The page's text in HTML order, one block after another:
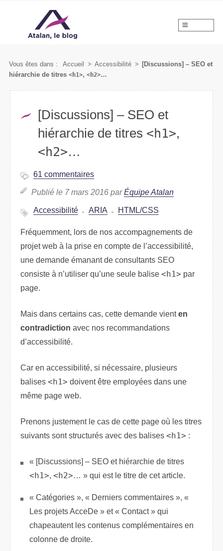
Vous êtes dans : Accueil > Accessibilité > [Discussions] – SEO et
hiérarchie de titres <h1>, <h2>…
[Discussions] – SEO et
hiérarchie de titres <h1>,
<h2>…
61 commentaires
Publié le 7 mars 2016 parÉquipe Atalan
Accessibilité ARIA HTML/CSS
Fréquemment, lors de nos accompagnements de
projet web à la prise en compte de l’accessibilité,
une demande émanant de consultants SEO
consiste à n’utiliser qu’une seule balise <h1> par
page.
Mais dans certains cas, cette demande vienten
contradiction avec nos recommandations
d’accessibilité.
Car en accessibilité, si nécessaire, plusieurs
balises <h1> doivent être employées dans une
même page web.
Prenons justement le cas de cette page où les titres
suivants sont structurés avec des balises <h1> :
« [Discussions] – SEO et hiérarchie de titres
<h1>, <h2>… » qui est le titre de cet article.
« Catégories », « Derniers commentaires », «
Les projets AcceDe » et « Contact » qui
chapeautent les contenus complémentaires en
colonne de droite.